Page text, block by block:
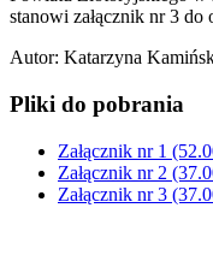
stanowi załącznik nr 3 do
Autor: Katarzyna
Pliki do pobrania
Załącznik nr 1
Załącznik nr 2
Załącznik nr 3